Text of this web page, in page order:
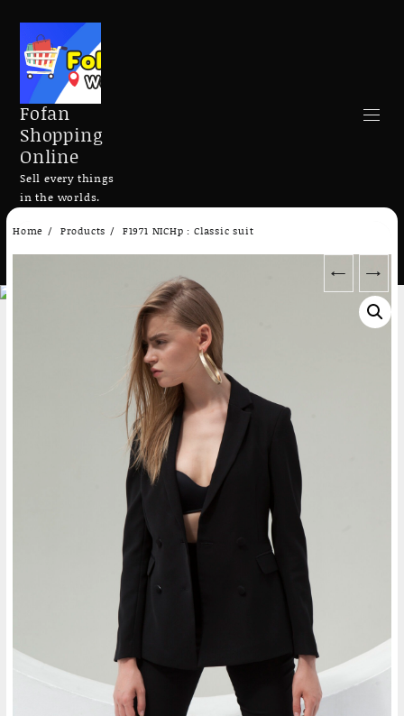
Skip
content
Fofan
Shopping
Online
Sell every things
in the worlds.
Home Products F1971 NICHp : Classic suit
← →
Add to cart